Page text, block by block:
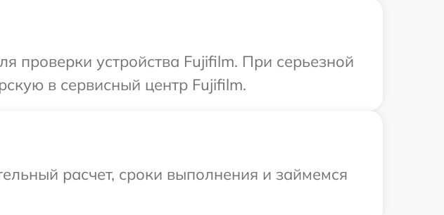
проверки устройства Fujifilm. При серьезной
в сервисный центр Fujifilm.
расчет, сроки выполнения и займемся